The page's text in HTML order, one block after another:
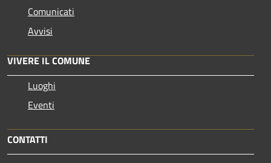
Comunicati
Avvisi
VIVERE IL COMUNE
Luoghi
Eventi
CONTATTI